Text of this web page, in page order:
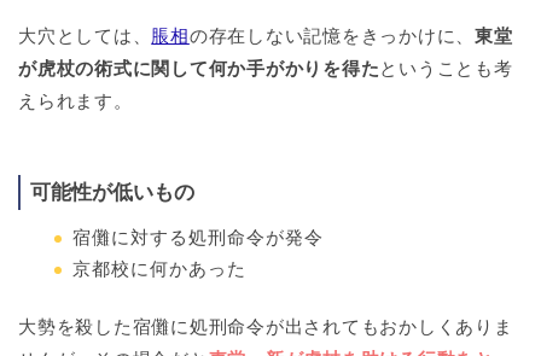
大穴としては、 脹相の存在しない記憶をきっかけに、東堂
が虎杖の術式に関して何か手がかりを得たということも考
えられます。
可能性が低いもの
宿儺に対する処刑命令が発令
京都校に何かあった
大勢を殺した宿儺に処刑命令が出されてもおかしくありま